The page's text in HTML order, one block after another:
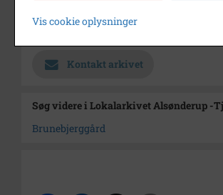
Arkiv
Kontakt arkivet
Søg videre i Lokalarkivet Alsønderup -
Brunebjerggård
Vis cookie oplysninger